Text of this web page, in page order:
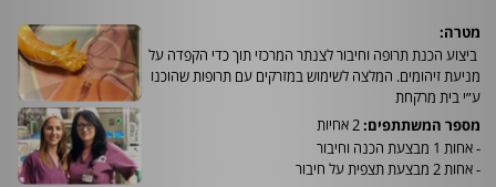
מטרה:
ביצוע הכנת תרופה וחיבור לצנתר המרכזי תוך כדי הקפדה על
מניעת זיהומים. המלצה לשימוש במזרקים עם תרופות שהוכנו
ע״י בית מרקחת
מספר המשתתפים:2 אחיות
- אחות 1 מבצעת הכנה וחיבור
- אחות 2 מבצעת תצפית על חיבור